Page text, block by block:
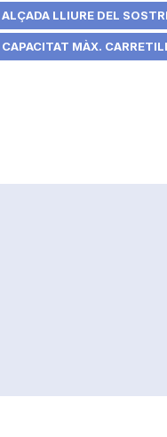
ALÇADA LLIURE DEL
CAPACITAT MÀX.